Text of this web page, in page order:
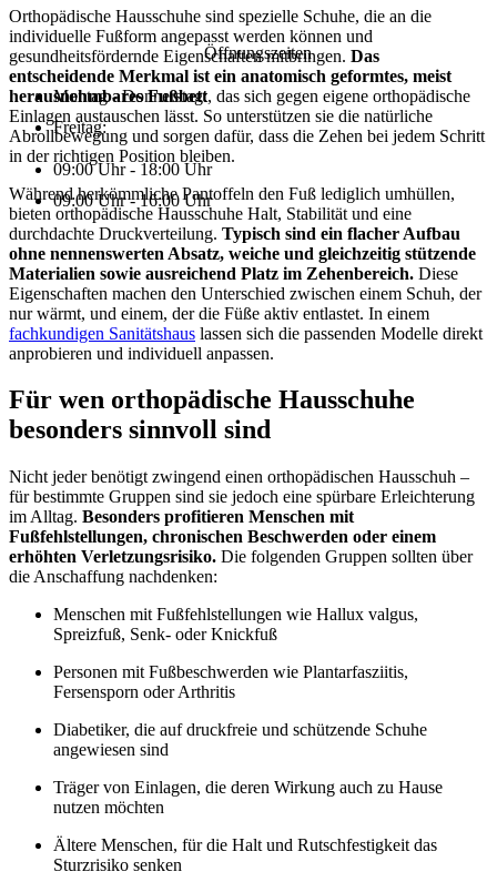
Öffnungszeiten
Montag - Donnerstag:
Freitag:
09:00 Uhr - 18:00 Uhr
09:00 Uhr - 16:00 Uhr
Orthopädische Hausschuhe sind spezielle Schuhe, die an die
individuelle Fußform angepasst werden können und
gesundheitsfördernde Eigenschaften mitbringen. Das
entscheidende Merkmal ist ein anatomisch geformtes, meist
herausnehmbares Fußbett, das sich gegen eigene orthopädische
Einlagen austauschen lässt. So unterstützen sie die natürliche
Abrollbewegung und sorgen dafür, dass die Zehen bei jedem Schritt
in der richtigen Position bleiben.
Während herkömmliche Pantoffeln den Fuß lediglich umhüllen,
bieten orthopädische Hausschuhe Halt, Stabilität und eine
durchdachte Druckverteilung. Typisch sind ein flacher Aufbau
ohne nennenswerten Absatz, weiche und gleichzeitig stützende
Materialien sowie ausreichend Platz im Zehenbereich. Diese
Eigenschaften machen den Unterschied zwischen einem Schuh, der
nur wärmt, und einem, der die Füße aktiv entlastet. In einem
fachkundigen Sanitätshaus lassen sich die passenden Modelle direkt
anprobieren und individuell anpassen.
Für wen orthopädische Hausschuhe
besonders sinnvoll sind
Nicht jeder benötigt zwingend einen orthopädischen Hausschuh –
für bestimmte Gruppen sind sie jedoch eine spürbare Erleichterung
im Alltag. Besonders profitieren Menschen mit
Fußfehlstellungen, chronischen Beschwerden oder einem
erhöhten Verletzungsrisiko. Die folgenden Gruppen sollten über
die Anschaffung nachdenken:
Menschen mit Fußfehlstellungen wie Hallux valgus,
Spreizfuß, Senk- oder Knickfuß
Personen mit Fußbeschwerden wie Plantarfasziitis,
Fersensporn oder Arthritis
Diabetiker, die auf druckfreie und schützende Schuhe
angewiesen sind
Träger von Einlagen, die deren Wirkung auch zu Hause
nutzen möchten
Ältere Menschen, für die Halt und Rutschfestigkeit das
Sturzrisiko senken